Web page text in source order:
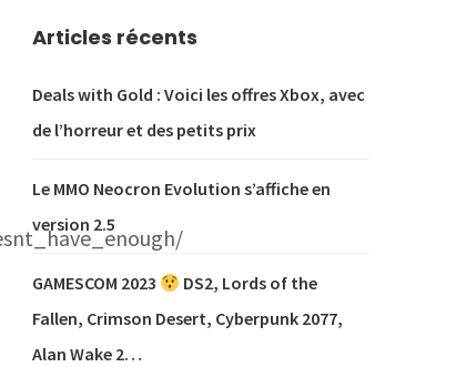
Articles récents
Deals with Gold : Voici les offres Xbox, avec
de l’horreur et des petits prix
Le MMO Neocron Evolution s’affiche en
version 2.5
GAMESCOM 2023
DS2, Lords of the
Fallen, Crimson Desert, Cyberpunk 2077,
Alan Wake 2…